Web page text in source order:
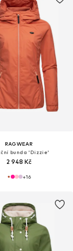
RAGWEAR
bunda 'Dizzie'
2 948 Kč
+16